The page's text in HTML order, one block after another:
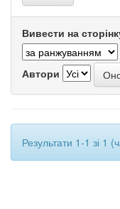
Вивести на
Автори
Результати 1-1 зі 1